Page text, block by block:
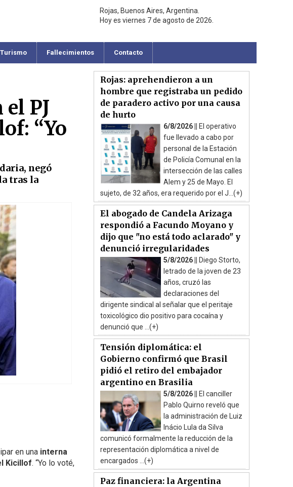
Rojas, Buenos Aires, Argentina.
Hoy es viernes 7 de agosto de 2026.
Turismo Fallecimientos Contacto
PJ
“Yo
negó
tras la
en una interna
Kicillof. “Yo lo voté,
Rojas: aprehendieron a un
hombre que registraba un pedido
de paradero activo por una causa
de hurto
6/8/2026 ||
El operativo
fue llevado a cabo por
personal de la Estación
de Policía Comunal en la
intersección de las calles
Alem y 25 de Mayo. El
sujeto, de 32 años, era requerido por el J...(+)
El abogado de Candela Arizaga
respondió a Facundo Moyano y
dijo que "no está todo aclarado" y
denunció irregularidades
5/8/2026 ||
Diego Storto,
letrado de la joven de 23
años, cruzó las
declaraciones del
dirigente sindical al señalar que el peritaje
toxicológico dio positivo para cocaína y
denunció que ...(+)
Tensión diplomática: el
Gobierno confirmó que Brasil
pidió el retiro del embajador
argentino en Brasilia
5/8/2026 ||
El canciller
Pablo Quirno reveló que
la administración de Luiz
Inácio Lula da Silva
comunicó formalmente la reducción de la
representación diplomática a nivel de
encargados ...(+)
Paz financiera: la Argentina